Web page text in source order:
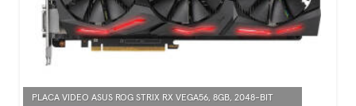
PLACA VIDEO ASUS ROG STRIX RX VEGA56, 8GB, 2048-BIT